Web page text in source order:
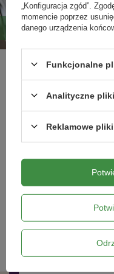
Bielenie drzew
Krótki poradnik o ważnym
jakim jest bielenie pni. Czy
Czytaj więcej
Zapisz się do newslettera i
bieżąco z aktualnymi
„Konfiguracja zgód”.
momencie poprzez
danego urządzenia
Funkcjonalne
Analityczne
Reklamowe